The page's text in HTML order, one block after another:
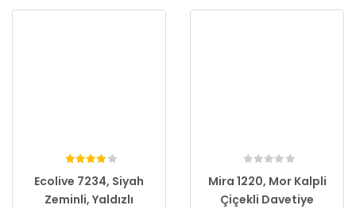
Ecolive 7234, Siyah
Zeminli, Yaldızlı
Mira 1220, Mor Kalpli
Çiçekli Davetiye